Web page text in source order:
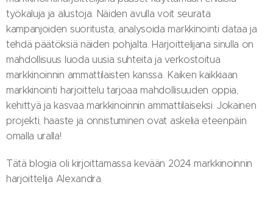
työkaluja ja alustoja. Näiden avulla voit seurata
kampanjoiden suoritusta, analysoida markkinointi dataa ja
tehdä päätöksiä näiden pohjalta. Harjoittelijana sinulla on
mahdollisuus luoda uusia suhteita ja verkostoitua
markkinoinnin ammattilaisten kanssa. Kaiken kaikkiaan
markkinointi harjoittelu tarjoaa mahdollisuuden oppia,
kehittyä ja kasvaa markkinoinnin ammattilaiseksi. Jokainen
projekti, haaste ja onnistuminen ovat askelia eteenpäin
omalla uralla!
Tätä blogia oli kirjoittamassa kevään 2024 markkinoinnin
harjoittelija Alexandra.